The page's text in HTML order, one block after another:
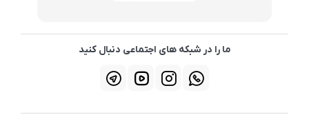
ما را در شبکه های اجتماعی دنبال کنید